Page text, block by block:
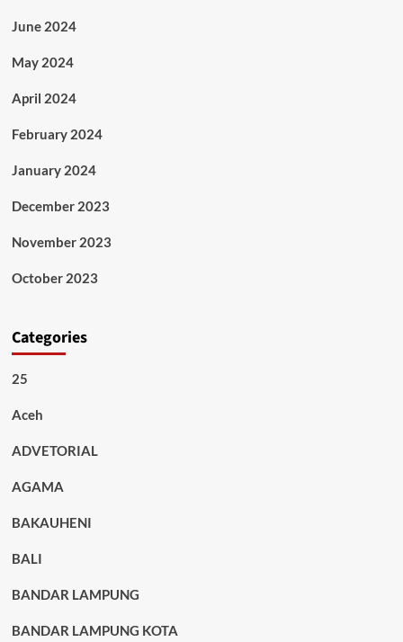
June 2024
May 2024
April 2024
February 2024
January 2024
December 2023
November 2023
October 2023
Categories
25
Aceh
ADVETORIAL
AGAMA
BAKAUHENI
BALI
BANDAR LAMPUNG
BANDAR LAMPUNG KOTA